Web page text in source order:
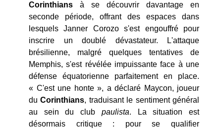
Corinthians à se découvrir davantage en
seconde période, offrant des espaces dans
lesquels Janner Corozo s'est engouffré pour
inscrire un doublé dévastateur. L'attaque
brésilienne, malgré quelques tentatives de
Memphis, s'est révélée impuissante face à une
défense équatorienne parfaitement en place.
« C'est une honte », a déclaré Maycon, joueur
duCorinthians, traduisant le sentiment général
au sein du club paulista. La situation est
désormais critique : pour se qualifier